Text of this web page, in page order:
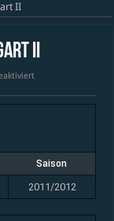
II
II
für
Kornwestheim
vs
Saison
2011/2012